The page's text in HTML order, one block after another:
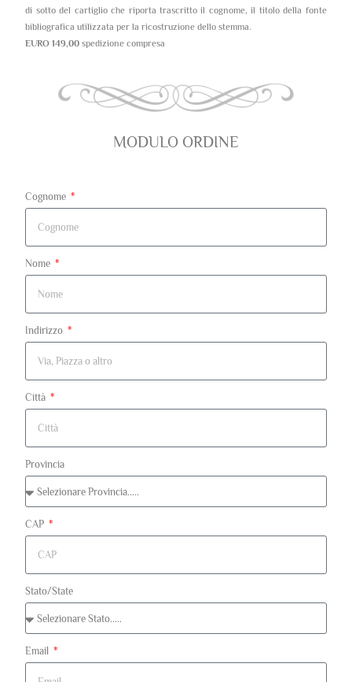
di sotto del cartiglio che riporta trascritto il cognome, il titolo della fonte
bibliografica utilizzata per la ricostruzione dello stemma.
EURO 149,00 spedizione compresa
MODULO ORDINE
Cognome
Nome
Indirizzo
Città
Provincia
CAP
Stato/State
Email